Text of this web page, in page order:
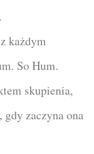
każdym
So Hum.
skupienia,
zaczyna ona